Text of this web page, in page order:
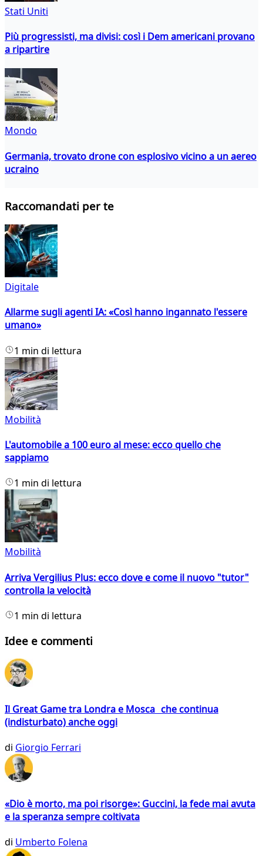
Stati Uniti
Più progressisti, ma divisi: così i Dem americani provano
a ripartire
Mondo
Germania, trovato drone con esplosivo vicino a un aereo
ucraino
Raccomandati per te
Digitale
Allarme sugli agenti IA: «Così hanno ingannato l'essere
umano»
1 min di lettura
Mobilità
L'automobile a 100 euro al mese: ecco quello che
sappiamo
1 min di lettura
Mobilità
Arriva Vergilius Plus: ecco dove e come il nuovo "tutor"
controlla la velocità
1 min di lettura
Idee e commenti
Il Great Game tra Londra e Mosca che continua
(indisturbato) anche oggi
di Giorgio Ferrari
«Dio è morto, ma poi risorge»: Guccini, la fede mai avuta
e la speranza sempre coltivata
di Umberto Folena